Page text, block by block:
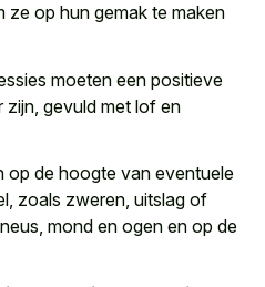
ze op hun gemak te maken
moeten een positieve
gevuld met lof en
op de hoogte van eventuele
zoals zweren, uitslag of
mond en ogen en op de